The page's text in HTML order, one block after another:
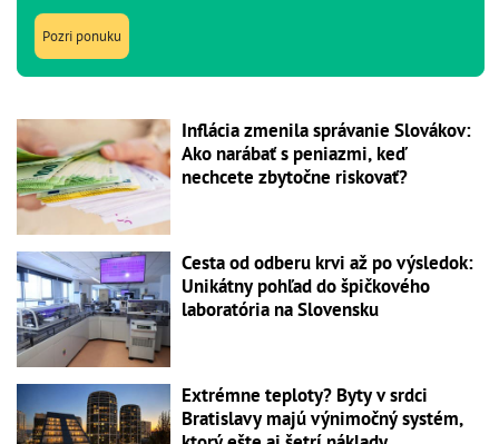
Pozri ponuku
Inflácia zmenila správanie Slovákov:
Ako narábať s peniazmi, keď
nechcete zbytočne riskovať?
Cesta od odberu krvi až po výsledok:
Unikátny pohľad do špičkového
laboratória na Slovensku
Extrémne teploty? Byty v srdci
Bratislavy majú výnimočný systém,